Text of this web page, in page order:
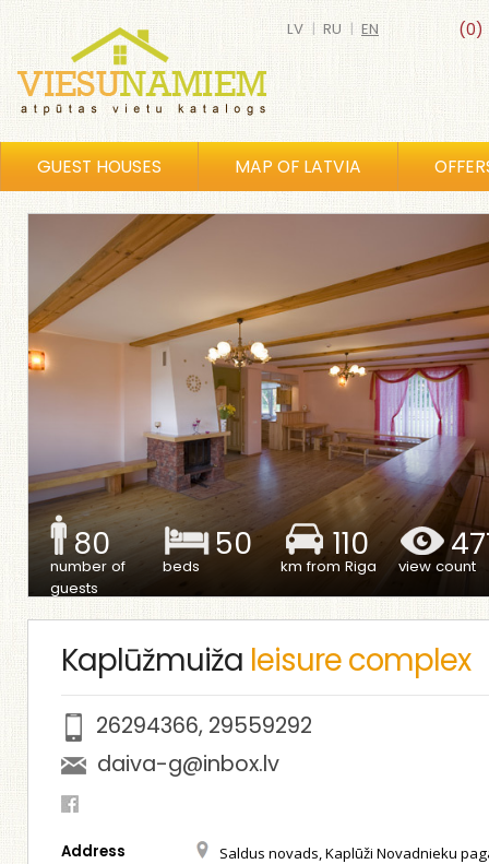
(0)
LV | RU | EN
GUEST HOUSES MAP OF LATVIA
80
number of
guests
50
beds
110
km from Riga view count
Kaplūžmuiža leisure complex
26294366, 29559292
daiva-g@inbox.lv
Address
Saldus novads, Kaplūži Novadnieku